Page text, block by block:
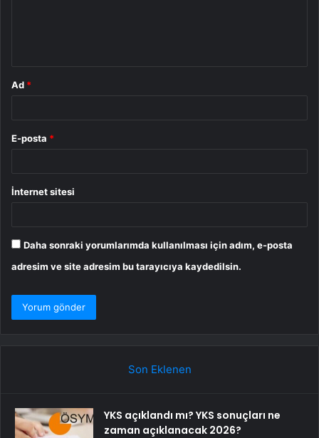
Ad *
E-posta *
İnternet sitesi
Daha sonraki yorumlarımda kullanılması için adım, e-posta
adresim ve site adresim bu tarayıcıya kaydedilsin.
Son Eklenen
YKS açıklandı mı? YKS sonuçları ne
zaman açıklanacak 2026?